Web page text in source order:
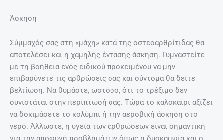
Άσκηση
Σύμμαχός σας στη «μάχη» κατά της οστεοαρθρίτιδας θα
αποτελέσει και η χαμηλής έντασης άσκηση. Γυμναστείτε
με τη βοήθεια ενός ειδικού προκειμένου να μην
επιβαρύνετε τις αρθρώσεις σας και σύντομα θα δείτε
βελτίωση. Να θυμάστε, ωστόσο, ότι το τρέξιμο δεν
συνιστάται στην περίπτωσή σας. Τώρα το καλοκαίρι αξίζει
να δοκιμάσετε το κολύμπι ή την αεροβική άσκηση στο
νερό. Άλλωστε, η υγεία των αρθρώσεων είναι σημαντική
για την αποφυγή προβλημάτων όπως η δυσκαμψία και ο